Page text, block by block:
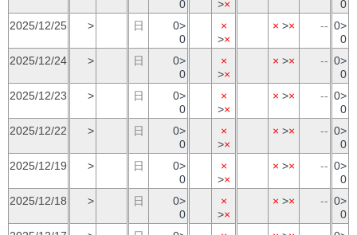
0 >×
0
2025/12/25
> 日
0>
0
×
>×
× >× -- 0>
0
2025/12/24
> 日
0>
0
×
>×
× >× -- 0>
0
2025/12/23
> 日
0>
0
×
>×
× >× -- 0>
0
2025/12/22
> 日
0>
0
×
>×
× >× -- 0>
0
2025/12/19
> 日
0>
0
×
>×
× >× -- 0>
0
2025/12/18
> 日
0>
0
×
>×
× >× -- 0>
0